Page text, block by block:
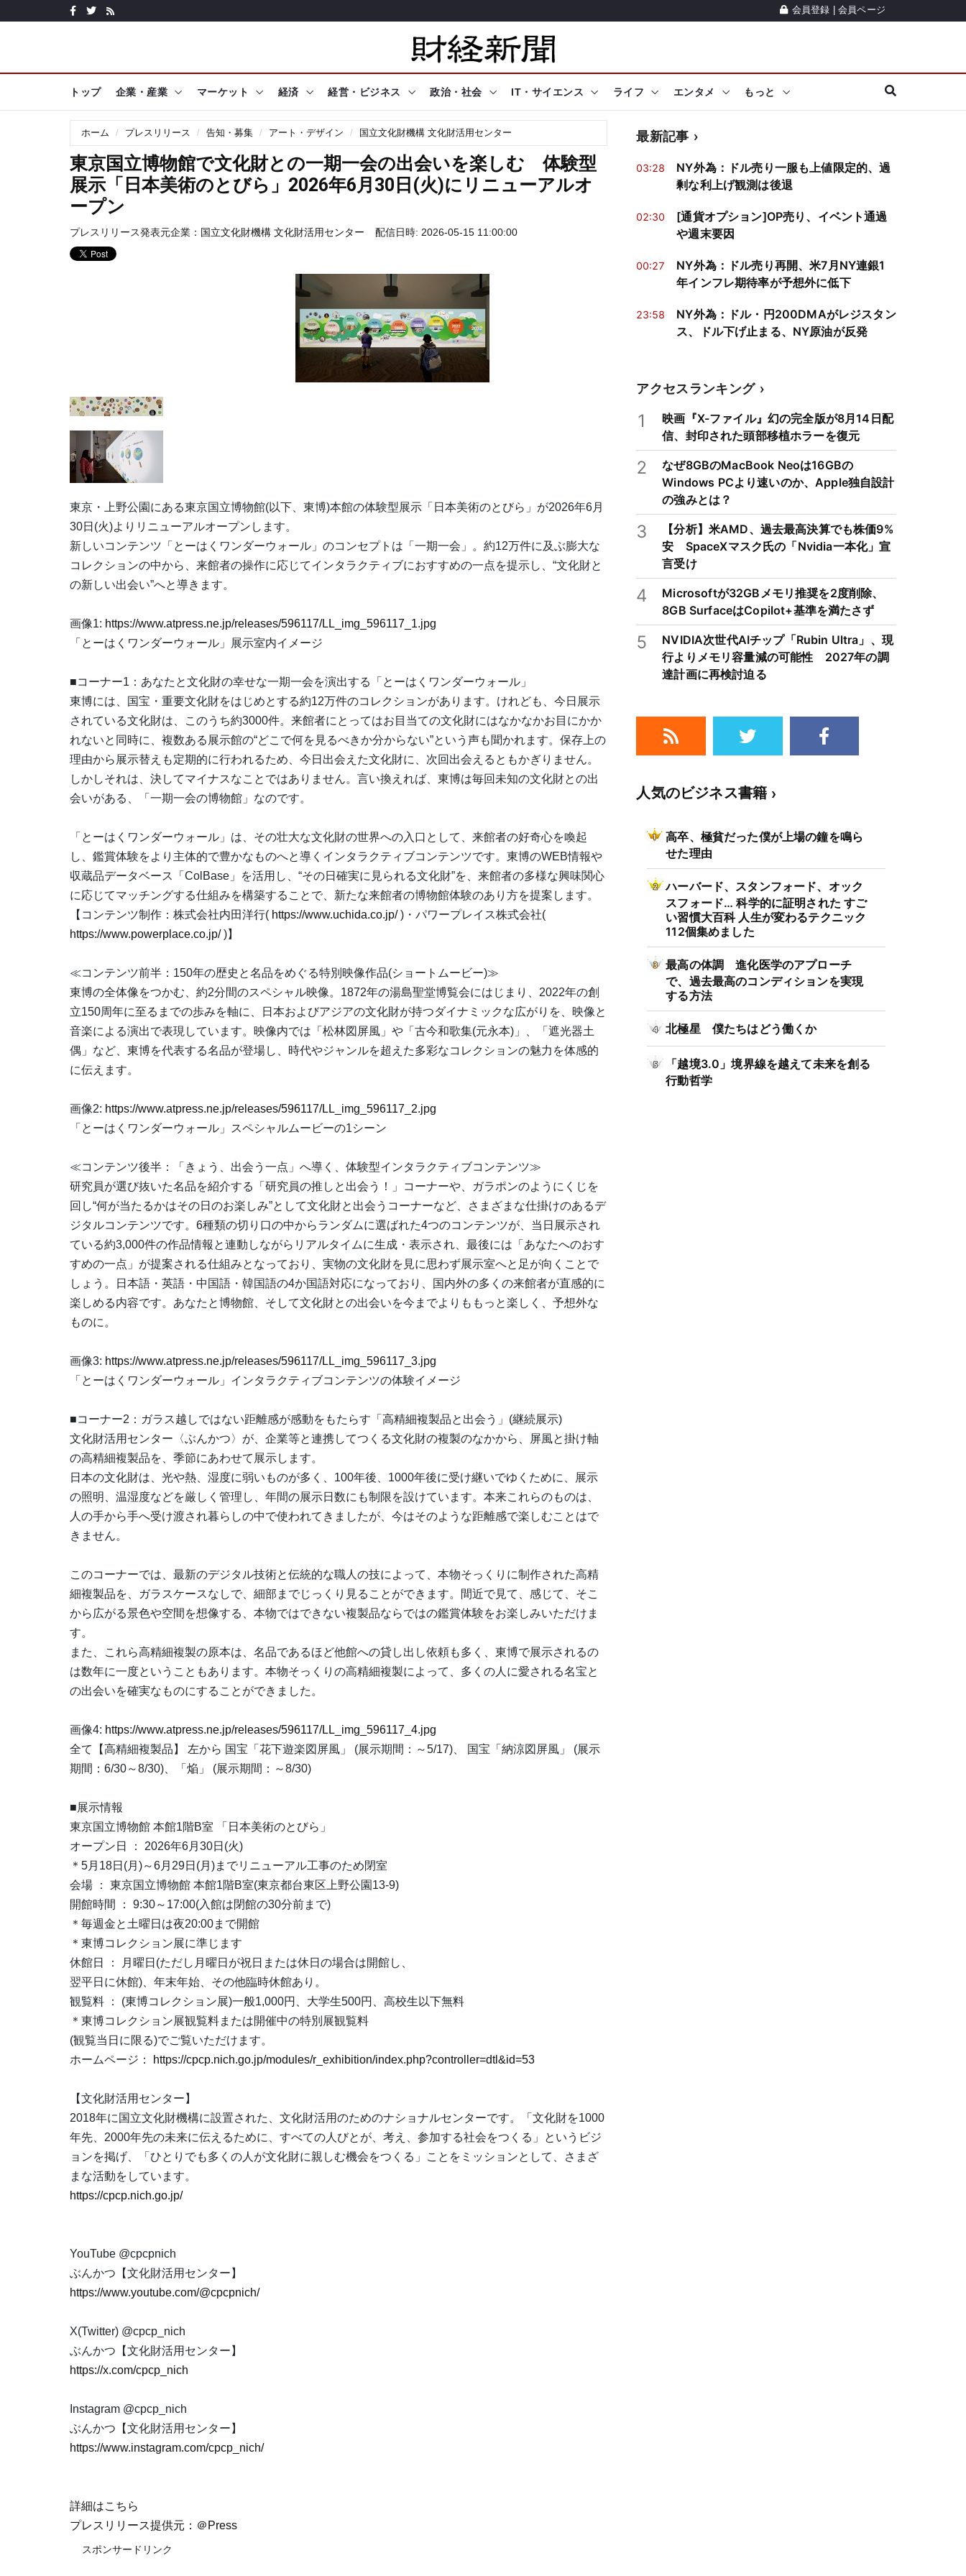
会員登録 会員ページ
トップ 企業・産業 マーケット 経済 経営・ビジネス 政治・社会 IT・サイエンス ライフ エンタメ もっと
ホーム プレスリリース 告知・募集 アート・デザイン 国立文化財機構 文化財活用センター
東京国立博物館で文化財との一期一会の出会いを楽しむ 体験型
展示「日本美術のとびら」2026年6月30日(火)にリニューアルオ
ープン
プレスリリース発表元企業： 国立文化財機構 文化財活用センター 配信日時: 2026-05-15 11:00:00
東京・上野公園にある東京国立博物館(以下、東博)本館の体験型展示「日本美術のとびら」が2026年6月
30日(火)よりリニューアルオープンします。
新しいコンテンツ「とーはくワンダーウォール」のコンセプトは「一期一会」。約12万件に及ぶ膨大な
コレクションの中から、来館者の操作に応じてインタラクティブにおすすめの一点を提示し、“文化財と
の新しい出会い”へと導きます。
画像1: https://www.atpress.ne.jp/releases/596117/LL_img_596117_1.jpg
「とーはくワンダーウォール」展示室内イメージ
■コーナー1：あなたと文化財の幸せな一期一会を演出する「とーはくワンダーウォール」
東博には、国宝・重要文化財をはじめとする約12万件のコレクションがあります。けれども、今日展示
されている文化財は、このうち約3000件。来館者にとってはお目当ての文化財にはなかなかお目にかか
れないと同時に、複数ある展示館の“どこで何を見るべきか分からない”という声も聞かれます。保存上の
理由から展示替えも定期的に行われるため、今日出会えた文化財に、次回出会えるともかぎりません。
しかしそれは、決してマイナスなことではありません。言い換えれば、東博は毎回未知の文化財との出
会いがある、「一期一会の博物館」なのです。
「とーはくワンダーウォール」は、その壮大な文化財の世界への入口として、来館者の好奇心を喚起
し、鑑賞体験をより主体的で豊かなものへと導くインタラクティブコンテンツです。東博のWEB情報や
収蔵品データベース「ColBase」を活用し、“その日確実に見られる文化財”を、来館者の多様な興味関心
に応じてマッチングする仕組みを構築することで、新たな来館者の博物館体験のあり方を提案します。
【コンテンツ制作：株式会社内田洋行( https://www.uchida.co.jp/)・パワープレイス株式会社(
https://www.powerplace.co.jp/)】
≪コンテンツ前半：150年の歴史と名品をめぐる特別映像作品(ショートムービー)≫
東博の全体像をつかむ、約2分間のスペシャル映像。1872年の湯島聖堂博覧会にはじまり、2022年の創
立150周年に至るまでの歩みを軸に、日本およびアジアの文化財が持つダイナミックな広がりを、映像と
音楽による演出で表現しています。映像内では「松林図屏風」や「古今和歌集(元永本)」、「遮光器土
偶」など、東博を代表する名品が登場し、時代やジャンルを超えた多彩なコレクションの魅力を体感的
に伝えます。
画像2: https://www.atpress.ne.jp/releases/596117/LL_img_596117_2.jpg
「とーはくワンダーウォール」スペシャルムービーの1シーン
≪コンテンツ後半：「きょう、出会う一点」へ導く、体験型インタラクティブコンテンツ≫
研究員が選び抜いた名品を紹介する「研究員の推しと出会う！」コーナーや、ガラポンのようにくじを
回し“何が当たるかはその日のお楽しみ”として文化財と出会うコーナーなど、さまざまな仕掛けのあるデ
ジタルコンテンツです。6種類の切り口の中からランダムに選ばれた4つのコンテンツが、当日展示され
ている約3,000件の作品情報と連動しながらリアルタイムに生成・表示され、最後には「あなたへのおす
すめの一点」が提案される仕組みとなっており、実物の文化財を見に思わず展示室へと足が向くことで
しょう。日本語・英語・中国語・韓国語の4か国語対応になっており、国内外の多くの来館者が直感的に
楽しめる内容です。あなたと博物館、そして文化財との出会いを今までよりももっと楽しく、予想外な
ものに。
画像3: https://www.atpress.ne.jp/releases/596117/LL_img_596117_3.jpg
「とーはくワンダーウォール」インタラクティブコンテンツの体験イメージ
■コーナー2：ガラス越しではない距離感が感動をもたらす「高精細複製品と出会う」(継続展示)
文化財活用センター〈ぶんかつ〉が、企業等と連携してつくる文化財の複製のなかから、屏風と掛け軸
の高精細複製品を、季節にあわせて展示します。
日本の文化財は、光や熱、湿度に弱いものが多く、100年後、1000年後に受け継いでゆくために、展示
の照明、温湿度などを厳しく管理し、年間の展示日数にも制限を設けています。本来これらのものは、
人の手から手へ受け渡され暮らしの中で使われてきましたが、今はそのような距離感で楽しむことはで
きません。
このコーナーでは、最新のデジタル技術と伝統的な職人の技によって、本物そっくりに制作された高精
細複製品を、ガラスケースなしで、細部までじっくり見ることができます。間近で見て、感じて、そこ
から広がる景色や空間を想像する、本物ではできない複製品ならではの鑑賞体験をお楽しみいただけま
す。
また、これら高精細複製の原本は、名品であるほど他館への貸し出し依頼も多く、東博で展示されるの
は数年に一度ということもあります。本物そっくりの高精細複製によって、多くの人に愛される名宝と
の出会いを確実なものにすることができました。
画像4: https://www.atpress.ne.jp/releases/596117/LL_img_596117_4.jpg
全て【高精細複製品】 左から 国宝「花下遊楽図屏風」 (展示期間：～5/17)、 国宝「納涼図屏風」 (展示
期間：6/30～8/30)、「焔」 (展示期間：～8/30)
■展示情報
東京国立博物館 本館1階B室 「日本美術のとびら」
オープン日 ： 2026年6月30日(火)
＊5月18日(月)～6月29日(月)までリニューアル工事のため閉室
会場 ： 東京国立博物館 本館1階B室(東京都台東区上野公園13-9)
開館時間 ： 9:30～17:00(入館は閉館の30分前まで)
＊毎週金と土曜日は夜20:00まで開館
＊東博コレクション展に準じます
休館日 ： 月曜日(ただし月曜日が祝日または休日の場合は開館し、
翌平日に休館)、年末年始、その他臨時休館あり。
観覧料 ： (東博コレクション展)一般1,000円、大学生500円、高校生以下無料
＊東博コレクション展観覧料または開催中の特別展観覧料
(観覧当日に限る)でご覧いただけます。
ホームページ：
https://cpcp.nich.go.jp/modules/r_exhibition/index.php?controller=dtl&id=53
【文化財活用センター】
2018年に国立文化財機構に設置された、文化財活用のためのナショナルセンターです。「文化財を1000
年先、2000年先の未来に伝えるために、すべての人びとが、考え、参加する社会をつくる」というビジ
ョンを掲げ、「ひとりでも多くの人が文化財に親しむ機会をつくる」ことをミッションとして、さまざ
まな活動をしています。
https://cpcp.nich.go.jp/
YouTube @cpcpnich
ぶんかつ【文化財活用センター】
https://www.youtube.com/@cpcpnich/
X(Twitter) @cpcp_nich
ぶんかつ【文化財活用センター】
https://x.com/cpcp_nich
Instagram @cpcp_nich
ぶんかつ【文化財活用センター】
https://www.instagram.com/cpcp_nich/
詳細はこちら
プレスリリース提供元：＠Press
スポンサードリンク
最新記事
03:28
NY外為：ドル売り一服も上値限定的、過
剰な利上げ観測は後退
02:30
[通貨オプション]OP売り、イベント通過
や週末要因
00:27
NY外為：ドル売り再開、米7月NY連銀1
年インフレ期待率が予想外に低下
23:58
NY外為：ドル・円200DMAがレジスタン
ス、ドル下げ止まる、NY原油が反発
アクセスランキング
1
映画『X-ファイル』幻の完全版が8月14日配
信、封印された頭部移植ホラーを復元
2
なぜ8GBのMacBook Neoは16GBの
Windows PCより速いのか、Apple独自設計
の強みとは？
3
【分析】米AMD、過去最高決算でも株価9%
安 SpaceXマスク氏の「Nvidia一本化」宣
言受け
4
Microsoftが32GBメモリ推奨を2度削除、
8GB SurfaceはCopilot+基準を満たさず
5
NVIDIA次世代AIチップ「Rubin Ultra」、現
行よりメモリ容量減の可能性 2027年の調
達計画に再検討迫る
人気のビジネス書籍
高卒、極貧だった僕が上場の鐘を鳴ら
せた理由
ハーバード、スタンフォード、オック
スフォード… 科学的に証明された すご
い習慣大百科 人生が変わるテクニック
112個集めました
最高の体調 進化医学のアプローチ
で、過去最高のコンディションを実現
する方法
北極星 僕たちはどう働くか
「越境3.0」境界線を越えて未来を創る
行動哲学